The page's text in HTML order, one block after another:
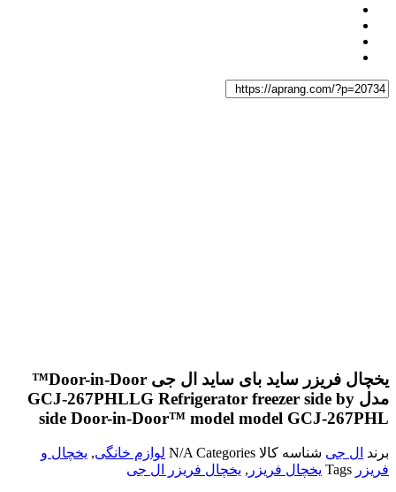
یخچال‌ فریزر ساید بای ساید ال جی Door-in-Door™
مدل GCJ-267PHL LG Refrigerator freezer side by
side Door-in-Door™ model model GCJ-267PHL
برند ال جی شناسه کالا N/ACategories لوازم خانگی, یخچال و
فریزر Tags یخچال فریزر , یخچال فریزر ال جی